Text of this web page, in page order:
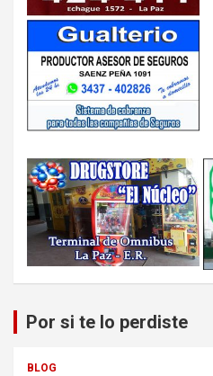
Por si te lo perdiste
BLOG